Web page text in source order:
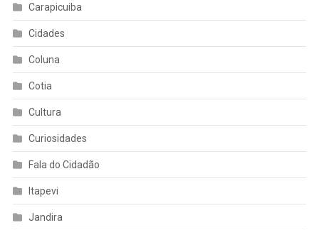
Carapicuiba
Cidades
Coluna
Cotia
Cultura
Curiosidades
Fala do Cidadão
Itapevi
Jandira